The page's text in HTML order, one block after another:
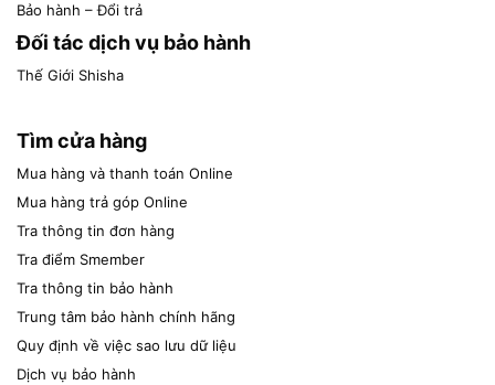
Bảo hành – Đổi trả
Đối tác dịch vụ bảo hành
Thế Giới Shisha
Tìm cửa hàng
Mua hàng và thanh toán Online
Mua hàng trả góp Online
Tra thông tin đơn hàng
Tra điểm Smember
Tra thông tin bảo hành
Trung tâm bảo hành chính hãng
Quy định về việc sao lưu dữ liệu
Dịch vụ bảo hành